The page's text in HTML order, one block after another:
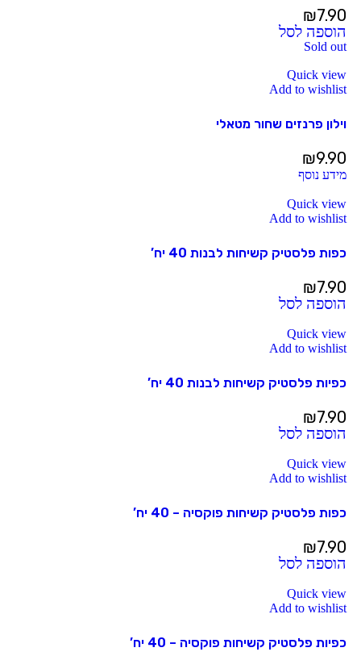
₪7.90
הוספה לסל
Sold out
Quick view
Add to wishlist
וילון פרנזים שחור מטאלי
₪9.90
מידע נוסף
Quick view
Add to wishlist
כפות פלסטיק קשיחות לבנות 40 יח’
₪7.90
הוספה לסל
Quick view
Add to wishlist
כפיות פלסטיק קשיחות לבנות 40 יח’
₪7.90
הוספה לסל
Quick view
Add to wishlist
כפות פלסטיק קשיחות פוקסיה – 40 יח’
₪7.90
הוספה לסל
Quick view
Add to wishlist
כפיות פלסטיק קשיחות פוקסיה – 40 יח’